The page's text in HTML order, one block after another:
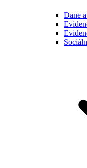
Dane